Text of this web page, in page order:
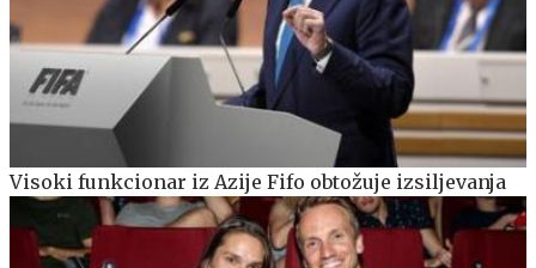
Visoki funkcionar iz Azije Fifo obtožuje izsiljevanja